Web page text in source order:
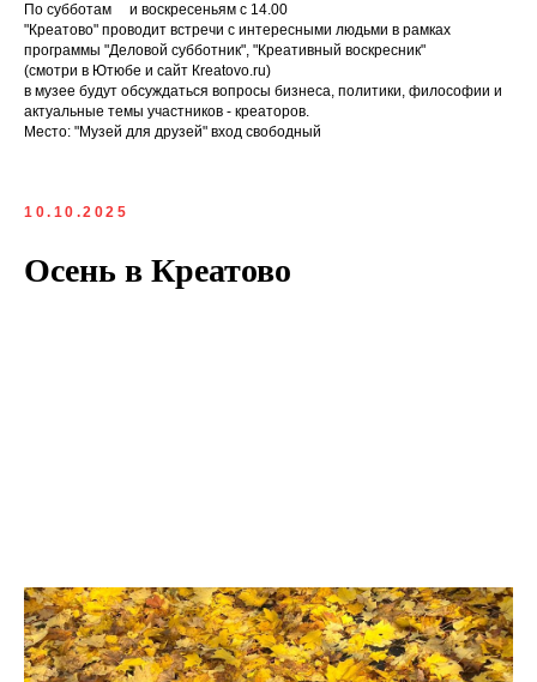
По субботам и воскресеньям с 14.00
"Креатово" проводит встречи с интересными людьми в рамках
программы "Деловой субботник", "Креативный воскресник"
(смотри в Ютюбе и сайт Кreatovo.ru)
в музее будут обсуждаться вопросы бизнеса, политики, философии и
актуальные темы участников - креаторов.
Место: "Музей для друзей" вход свободный
10.10.2025
Осень в Креатово